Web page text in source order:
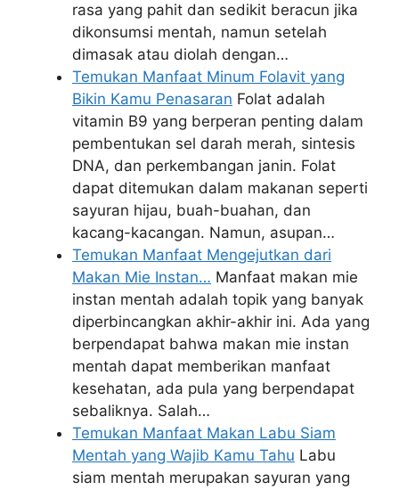
rasa yang pahit dan sedikit beracun jika
dikonsumsi mentah, namun setelah
dimasak atau diolah dengan…
Temukan Manfaat Minum Folavit yang
Bikin Kamu Penasaran Folat adalah
vitamin B9 yang berperan penting dalam
pembentukan sel darah merah, sintesis
DNA, dan perkembangan janin. Folat
dapat ditemukan dalam makanan seperti
sayuran hijau, buah-buahan, dan
kacang-kacangan. Namun, asupan…
Temukan Manfaat Mengejutkan dari
Makan Mie Instan… Manfaat makan mie
instan mentah adalah topik yang banyak
diperbincangkan akhir-akhir ini. Ada yang
berpendapat bahwa makan mie instan
mentah dapat memberikan manfaat
kesehatan, ada pula yang berpendapat
sebaliknya. Salah…
Temukan Manfaat Makan Labu Siam
Mentah yang Wajib Kamu Tahu Labu
siam mentah merupakan sayuran yang